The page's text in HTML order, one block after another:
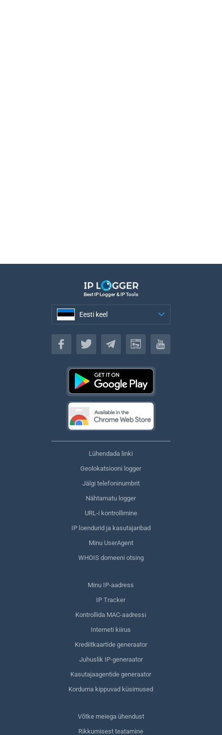
Best IP Logger & IP Tools
Eesti keel
Eesti keel
Lühendada linki
Geolokatsiooni logger
Jälgi telefoninumbrit
Nähtamatu logger
URL-i kontrollimine
IP loendurid ja kasutajaribad
Minu UserAgent
WHOIS domeeni otsing
Minu IP-aadress
IP Tracker
Kontrollida MAC-aadressi
Interneti kiirus
Krediitkaartide generaator
Juhuslik IP-generaator
Kasutajaagentide generaator
Korduma kippuvad küsimused
Võtke meiega ühendust
Rikkumisest teatamine